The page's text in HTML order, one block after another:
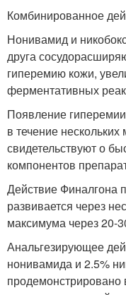
Комбинированное
Нонивамид и
друга
гиперемию кожи,
ферментативных
Появление
в течение
свидетельствуют о
компонентов
Действие Финалгона
развивается через
максимума через 20-
Анальгезирующее
нонивамида и 2.5%
продемонстрировано